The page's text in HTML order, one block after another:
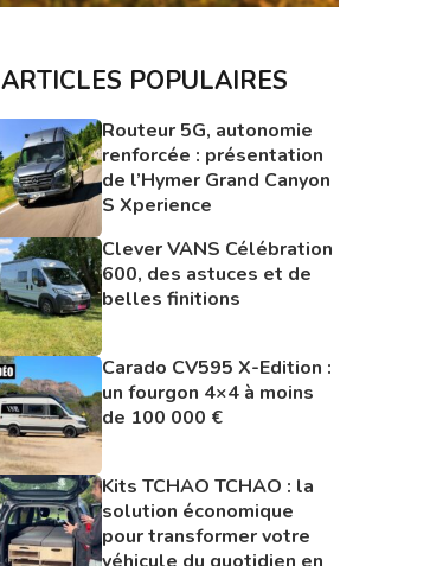
ARTICLES POPULAIRES
Routeur 5G, autonomie
renforcée : présentation
de l’Hymer Grand Canyon
S Xperience
Clever VANS Célébration
600, des astuces et de
belles finitions
Carado CV595 X-Edition :
un fourgon 4×4 à moins
de 100 000 €
Kits TCHAO TCHAO : la
solution économique
pour transformer votre